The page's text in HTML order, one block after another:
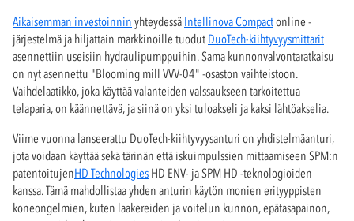
Aikaisemman investoinnin yhteydessä Intellinova Compactonline -
järjestelmä ja hiljattain markkinoille tuodut DuoTech-kiihtyvyysmittarit
asennettiin useisiin hydraulipumppuihin. Sama kunnonvalvontaratkaisu
on nyt asennettu "Blooming mill VVV-04" -osaston vaihteistoon.
Vaihdelaatikko, joka käyttää valanteiden valssaukseen tarkoitettua
telaparia, on käännettävä, ja siinä on yksi tuloakseli ja kaksi lähtöakselia.
Viime vuonna lanseerattu DuoTech-kiihtyvyysanturi on yhdistelmäanturi,
jota voidaan käyttää sekä tärinän että iskuimpulssien mittaamiseen SPM:n
patentoitujenHD Technologies HD ENV- ja SPM HD -teknologioiden
kanssa. Tämä mahdollistaa yhden anturin käytön monien erityyppisten
koneongelmien, kuten laakereiden ja voitelun kunnon, epätasapainon,